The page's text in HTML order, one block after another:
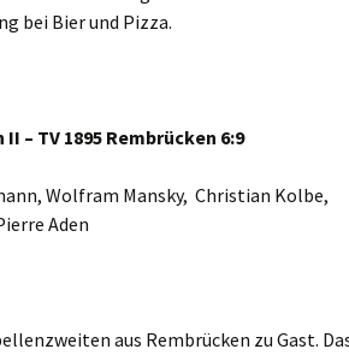
bei Bier und Pizza.
– TV 1895 Rembrücken 6:9
Wolfram Mansky, Christian Kolbe,
Aden
aus Rembrücken zu Gast.